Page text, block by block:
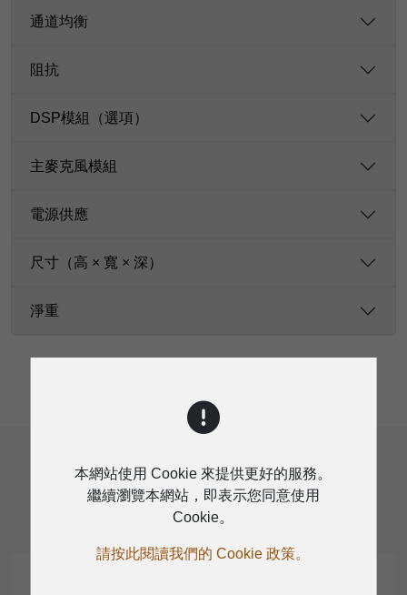
通道均衡
阻抗
DSP模組（選項）
主麥克風模組
電源供應
尺寸（高 × 寬 × 深）
淨重
相關產品
本網站使用 Cookie 來提供更好的服務。
繼續瀏覽本網站，即表示您同意使用
Cookie。
請按此閱讀我們的 Cookie 政策。